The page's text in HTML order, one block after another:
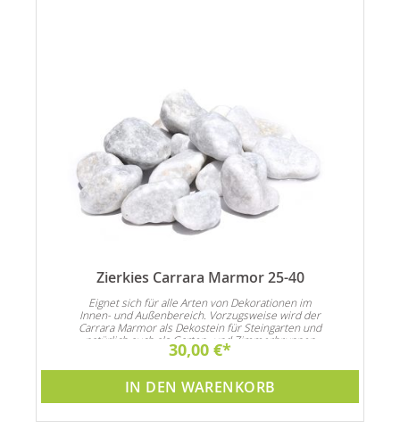
Zierkies Carrara Marmor 25-40
Eignet sich für alle Arten von Dekorationen im
Innen- und Außenbereich. Vorzugsweise wird der
Carrara Marmor als Dekostein für Steingarten und
natürlich auch als Garten- und Zimmerbrunnen
Dekoration verwendet
30,00 €
IN DEN WARENKORB